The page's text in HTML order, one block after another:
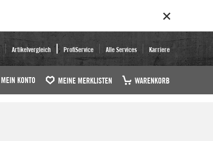
Artikelvergleich ProfiService Alle Services Karriere
MEIN KONTO MEINE MERKLISTEN WARENKORB